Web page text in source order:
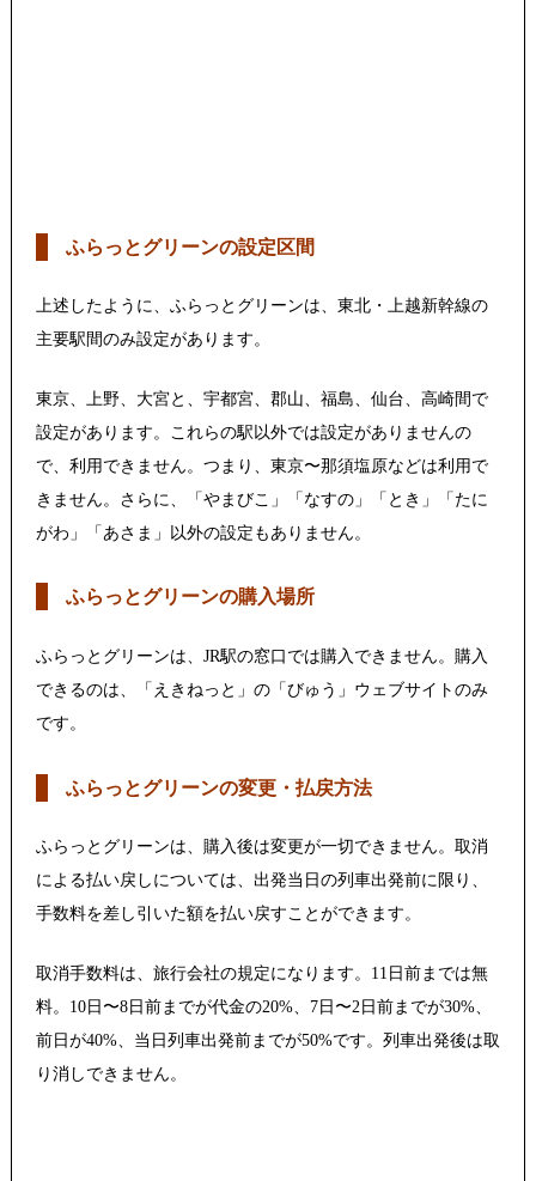
ふらっとグリーンの設定区間
上述したように、ふらっとグリーンは、東北・上越新幹線の
主要駅間のみ設定があります。
東京、上野、大宮と、宇都宮、郡山、福島、仙台、高崎間で
設定があります。これらの駅以外では設定がありませんの
で、利用できません。つまり、東京〜那須塩原などは利用で
きません。さらに、「やまびこ」「なすの」「とき」「たに
がわ」「あさま」以外の設定もありません。
ふらっとグリーンの購入場所
ふらっとグリーンは、JR駅の窓口では購入できません。購入
できるのは、「えきねっと」の「びゅう」ウェブサイトのみ
です。
ふらっとグリーンの変更・払戻方法
ふらっとグリーンは、購入後は変更が一切できません。取消
による払い戻しについては、出発当日の列車出発前に限り、
手数料を差し引いた額を払い戻すことができます。
取消手数料は、旅行会社の規定になります。11日前までは無
料。10日〜8日前までが代金の20%、7日〜2日前までが30%、
前日が40%、当日列車出発前までが50%です。列車出発後は取
り消しできません。